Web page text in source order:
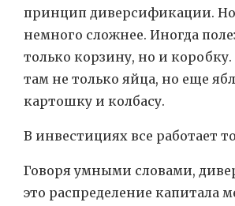
принцип диверсификации.
немного сложнее. Иногда
только корзину, но и
там не только яйца, но еще
картошку и колбасу.
В инвестициях все работает
Говоря умными словами,
это распределение капитала